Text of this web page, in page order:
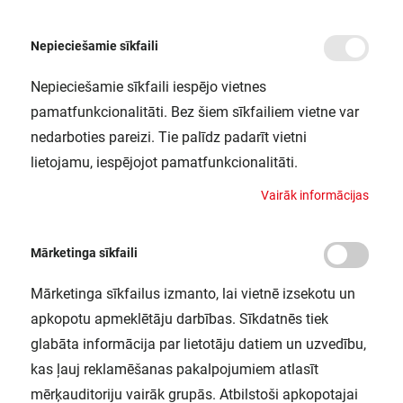
Sākums/Spēka/industriālās kontaktligzdas (CEE)/Spēka kombinētās
Kombinētā kontaktligzda v/a 3P+N+E
16A 400V; Schucko 230V EX1611
Nepieciešamie sīkfaili
Nepieciešamie sīkfaili iespējo vietnes
pamatfunkcionalitāti. Bez šiem sīkfailiem vietne var
nedarboties pareizi. Tie palīdz padarīt vietni
lietojamu, iespējojot pamatfunkcionalitāti.
Vairāk informācijas
Mārketinga sīkfaili
Mārketinga sīkfailus izmanto, lai vietnē izsekotu un
apkopotu apmeklētāju darbības. Sīkdatnēs tiek
glabāta informācija par lietotāju datiem un uzvedību,
kas ļauj reklamēšanas pakalpojumiem atlasīt
mērķauditoriju vairāk grupās. Atbilstoši apkopotajai